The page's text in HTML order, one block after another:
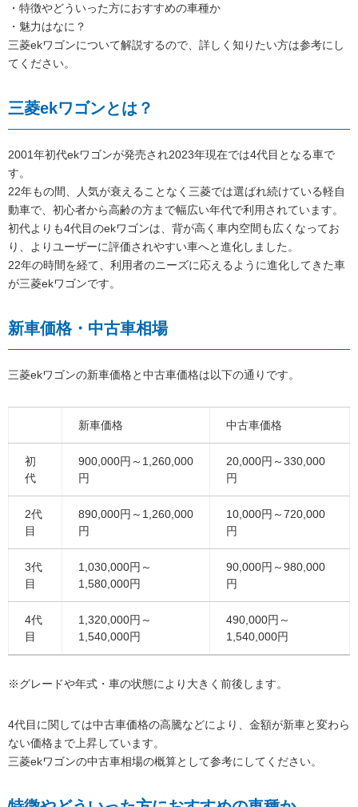
・特徴やどういった方におすすめの車種か
・魅力はなに？
三菱ekワゴンについて解説するので、詳しく知りたい方は参考にし
てください。
三菱ekワゴンとは？
2001年初代ekワゴンが発売され2023年現在では4代目となる車で
す。
22年もの間、人気が衰えることなく三菱では選ばれ続けている軽自
動車で、初心者から高齢の方まで幅広い年代で利用されています。
初代よりも4代目のekワゴンは、背が高く車内空間も広くなってお
り、よりユーザーに評価されやすい車へと進化しました。
22年の時間を経て、利用者のニーズに応えるように進化してきた車
が三菱ekワゴンです。
新車価格・中古車相場
三菱ekワゴンの新車価格と中古車価格は以下の通りです。
新車価格 中古車価格
初
代
900,000円～1,260,000
円
20,000円～330,000
円
2代
目
890,000円～1,260,000
円
10,000円～720,000
円
3代
目
1,030,000円～
1,580,000円
90,000円～980,000
円
4代
目
1,320,000円～
1,540,000円
490,000円～
1,540,000円
※グレードや年式・車の状態により大きく前後します。
4代目に関しては中古車価格の高騰などにより、金額が新車と変わら
ない価格まで上昇しています。
三菱ekワゴンの中古車相場の概算として参考にしてください。